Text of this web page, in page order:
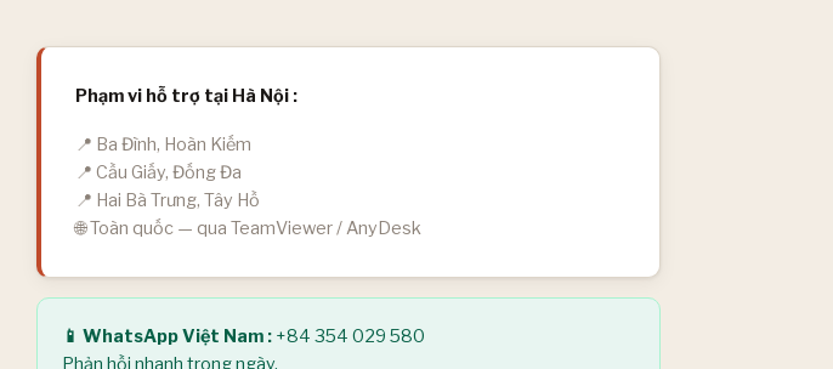
Phạm vi hỗ trợ tại Hà Nội :
📍 Ba Đình, Hoàn Kiếm
📍 Cầu Giấy, Đống Đa
📍 Hai Bà Trưng, Tây Hồ
🌐 Toàn quốc — qua TeamViewer / AnyDesk
📱 WhatsApp Việt Nam : +84 354 029 580
Phản hồi nhanh trong ngày.